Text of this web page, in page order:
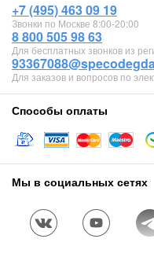
+7 (495) 463 09 19
Звонки по Москве 8:00-20:00
8 800 505 98 63
Для бесплатных звонков из
Для заказов и вопросов по
Способы оплаты
Мы в социальных сетях